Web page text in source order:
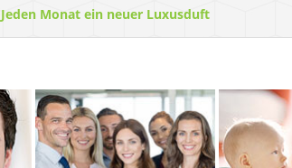
Jeden Monat ein neuer Luxusduft